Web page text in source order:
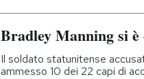
Bradley Manning si
Il soldato statunitense
ammesso 10 dei 22 capi di